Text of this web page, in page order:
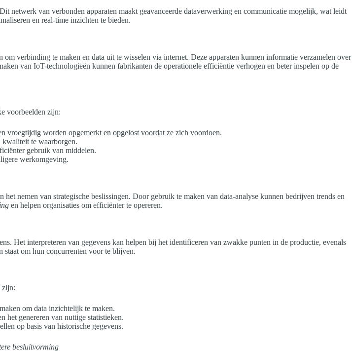
van verbonden apparaten maakt geavanceerde dataverwerking en communicatie mogelijk, wat leidt
en real-time inzichten te bieden.
verbinding te maken en data uit te wisselen via internet. Deze apparaten kunnen informatie verzamelen over
van IoT-technologieën kunnen fabrikanten de operationele efficiëntie verhogen en beter inspelen op de
voorbeelden zijn:
vroegtijdig worden opgemerkt en opgelost voordat ze zich voordoen.
te waarborgen.
gebruik van middelen.
werkomgeving.
nemen van strategische beslissingen. Door gebruik te maken van data-analyse kunnen bedrijven trends en
en helpen organisaties om efficiënter te opereren.
Het interpreteren van gegevens kan helpen bij het identificeren van zwakke punten in de productie, evenals
staat om hun concurrenten voor te blijven.
zijn:
om data inzichtelijk te maken.
het genereren van nuttige statistieken.
op basis van historische gegevens.
besluitvorming